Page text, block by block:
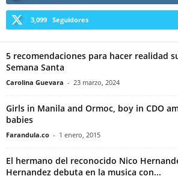
3,099 Seguidores
5 recomendaciones para hacer realidad
Semana Santa
Carolina Guevara - 23 marzo, 2024
Girls in Manila and Ormoc, boy in CDO
babies
Farandula.co - 1 enero, 2015
El hermano del reconocido Nico
Hernandez debuta en la musica con...